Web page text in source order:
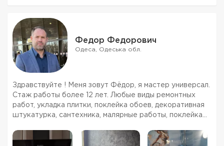
Федор Федорович
Одеса, Одеська обл.
Здравствуйте ! Меня зовут Фёдор, я мастер универсал.
Стаж работы более 12 лет. Любые виды ремонтных
работ, укладка плитки, поклейка обоев, декоративная
штукатурка, сантехника, малярные работы, поклейка
установка / сборка кухни, установка / сборка ме...